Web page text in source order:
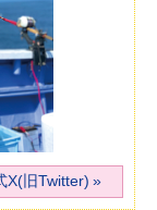
X(旧Twitter)